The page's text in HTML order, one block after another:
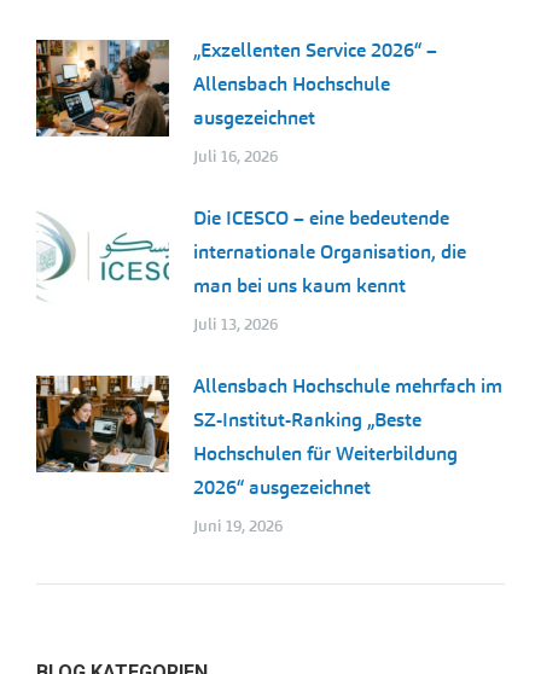
„Exzellenten Service 2026“ –
Allensbach Hochschule
ausgezeichnet
Juli 16, 2026
Die ICESCO – eine bedeutende
internationale Organisation, die
man bei uns kaum kennt
Juli 13, 2026
Allensbach Hochschule mehrfach im
SZ-Institut-Ranking „Beste
Hochschulen für Weiterbildung
2026“ ausgezeichnet
Juni 19, 2026